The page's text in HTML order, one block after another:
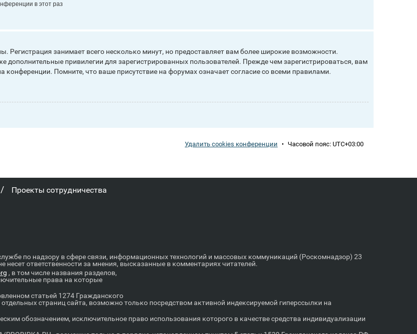
в этот раз
занимает всего несколько минут, но предоставляет вам более широкие возможности.
привилегии для зарегистрированных пользователей. Прежде чем зарегистрироваться, вам
Помните, что ваше присутствие на форумах означает согласие со всеми правилами.
Удалить cookies конференции • Часовой пояс: UTC+03:00
/ Проекты сотрудничества
по надзору в сфере связи, информационных технологий и массовых коммуникаций (Роскомнадзор) 23
несет ответственности за мнения, высказанные в комментариях читателей.
, в том числе названия разделов,
права на которые
статьей 1274 Гражданского
страниц сайта, возможно только посредством активной индексируемой гиперссылки на
обозначением, исключительное право использования которого в качестве средства индивидуализации